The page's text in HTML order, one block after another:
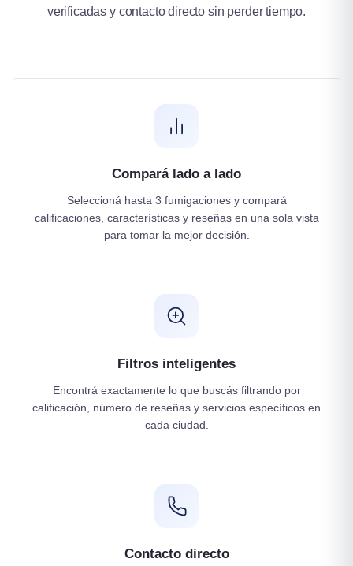
verificadas y contacto directo sin perder tiempo.
Compará lado a lado
Seleccioná hasta 3 fumigaciones y compará
calificaciones, características y reseñas en una sola vista
para tomar la mejor decisión.
Filtros inteligentes
Encontrá exactamente lo que buscás filtrando por
calificación, número de reseñas y servicios específicos en
cada ciudad.
Contacto directo